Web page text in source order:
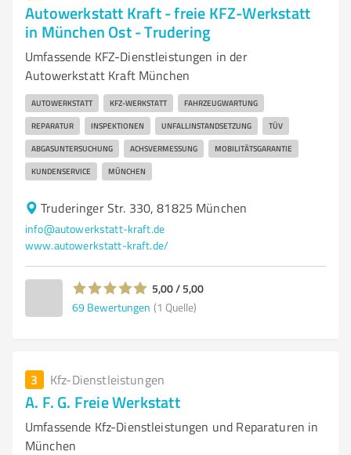
Autowerkstatt Kraft - freie KFZ-Werkstatt
in München Ost - Trudering
Umfassende KFZ-Dienstleistungen in der
Autowerkstatt Kraft München
AUTOWERKSTATT KFZ-WERKSTATT FAHRZEUGWARTUNG
REPARATUR INSPEKTIONEN UNFALLINSTANDSETZUNG TÜV
ABGASUNTERSUCHUNG ACHSVERMESSUNG MOBILITÄTSGARANTIE
KUNDENSERVICE MÜNCHEN
Truderinger Str. 330, 81825 München
info@autowerkstatt-kraft.de
www.autowerkstatt-kraft.de/
5,00 / 5,00
69 Bewertungen (1 Quelle)
3 Kfz-Dienstleistungen
A. F. G. Freie Werkstatt
Umfassende Kfz-Dienstleistungen und Reparaturen in
München